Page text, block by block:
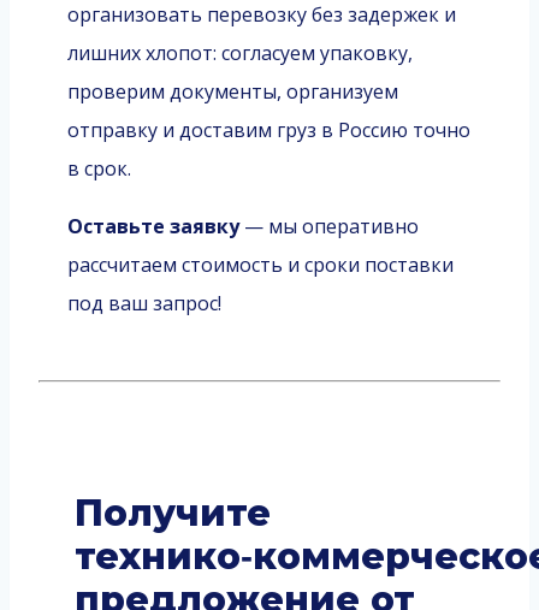
организовать перевозку без задержек и
лишних хлопот: согласуем упаковку,
проверим документы, организуем
отправку и доставим груз в Россию точно
в срок.
Оставьте заявку— мы оперативно
рассчитаем стоимость и сроки поставки
под ваш запрос!
Получите
предложение от